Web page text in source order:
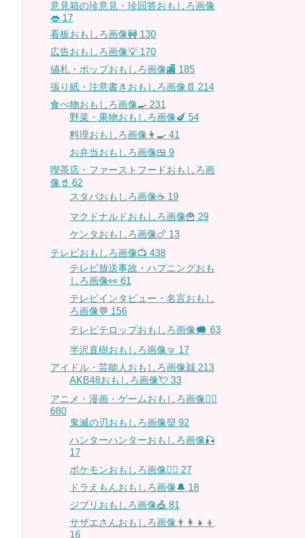
意見箱の珍意見・珍回答おもしろ画像
👄 17
看板おもしろ画像🚧 130
広告おもしろ画像💡 170
値札・ポップおもしろ画像🏬 185
張り紙・注意書きおもしろ画像📄 214
食べ物おもしろ画像🍳 231
野菜・果物おもしろ画像🍆 54
料理おもしろ画像👩‍🍳 41
お弁当おもしろ画像🍱 9
喫茶店・ファーストフードおもしろ画
像🥤 62
スタバおもしろ画像☕️ 19
マクドナルドおもしろ画像🍟 29
ケンタおもしろ画像🍗 13
テレビおもしろ画像📺 438
テレビ放送事故・ハプニングおも
しろ画像👀 61
テレビインタビュー・名言おもし
ろ画像💬 156
テレビテロップおもしろ画像🗯 63
半沢直樹おもしろ画像🤜 17
アイドル・芸能人おもしろ画像👯 213
AKB48おもしろ画像💘 33
アニメ・漫画・ゲームおもしろ画像🧚‍♀️
680
鬼滅の刃おもしろ画像👹 92
ハンターハンターおもしろ画像🎣
17
ポケモンおもしろ画像🤹‍♂️ 27
ドラえもんおもしろ画像🔔 18
ジブリおもしろ画像🎪 81
サザエさんおもしろ画像👨‍👩‍👧‍👦
16